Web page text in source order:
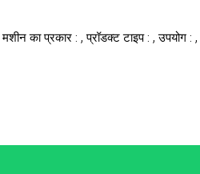
का प्रकार : , प्रॉडक्ट टाइप : , उपयोग : ,